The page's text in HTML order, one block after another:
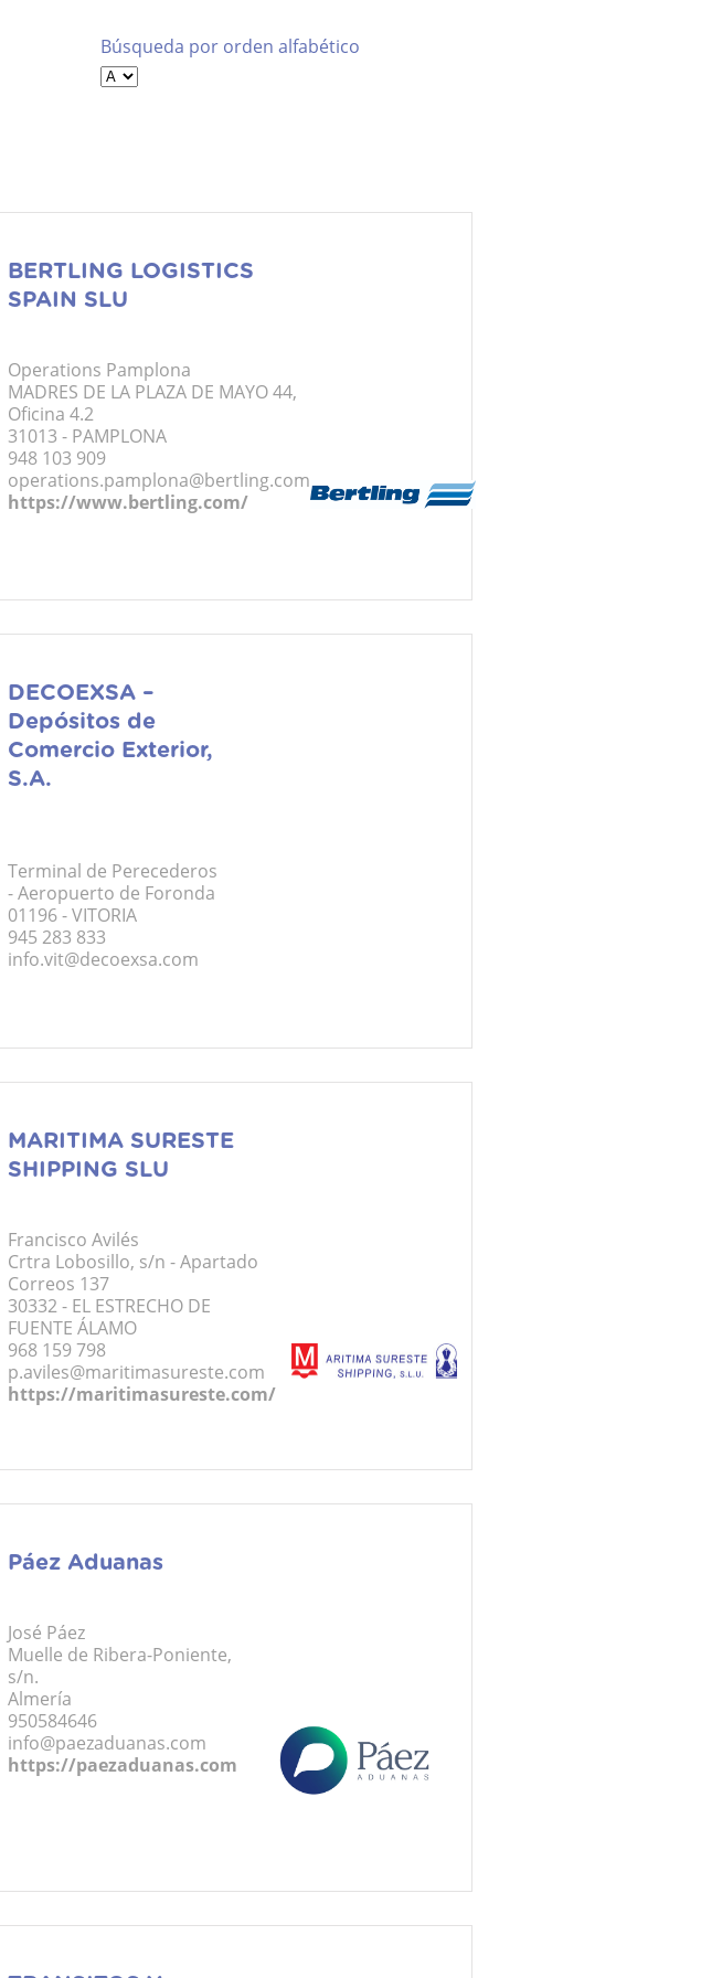
Búsqueda por orden alfabético
BERTLING LOGISTICS
SPAIN SLU
Operations Pamplona
MADRES DE LA PLAZA DE MAYO 44,
Oficina 4.2
31013 - PAMPLONA
948 103 909
operations.pamplona@bertling.com
https://www.bertling.com/
DECOEXSA –
Depósitos de
Comercio Exterior,
S.A.
Terminal de Perecederos
- Aeropuerto de Foronda
01196 - VITORIA
945 283 833
info.vit@decoexsa.com
MARITIMA SURESTE
SHIPPING SLU
Francisco Avilés
Crtra Lobosillo, s/n - Apartado
Correos 137
30332 - EL ESTRECHO DE
FUENTE ÁLAMO
968 159 798
p.aviles@maritimasureste.com
https://maritimasureste.com/
Páez Aduanas
José Páez
Muelle de Ribera-Poniente,
s/n.
Almería
950584646
info@paezaduanas.com
https://paezaduanas.com